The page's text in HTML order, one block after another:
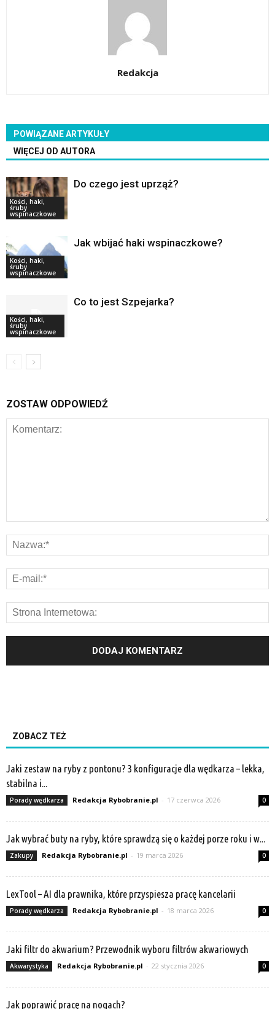
Redakcja
POWIĄZANE ARTYKUŁY
WIĘCEJ OD AUTORA
Kości, haki,
śruby
wspinaczkowe
Do czego jest uprząż?
Kości, haki,
śruby
wspinaczkowe
Jak wbijać haki wspinaczkowe?
Kości, haki,
śruby
wspinaczkowe
Co to jest Szpejarka?
ZOSTAW ODPOWIEDŹ
ZOBACZ TEŻ
Jaki zestaw na ryby z pontonu? 3 konfiguracje dla wędkarza – lekka,
stabilna i...
Porady wędkarza Redakcja Rybobranie.pl - 17 czerwca 2026 0
Jak wybrać buty na ryby, które sprawdzą się o każdej porze roku i w...
Zakupy Redakcja Rybobranie.pl - 19 marca 2026 0
LexTool – AI dla prawnika, które przyspiesza pracę kancelarii
Porady wędkarza Redakcja Rybobranie.pl - 18 marca 2026 0
Jaki filtr do akwarium? Przewodnik wyboru filtrów akwariowych
Akwarystyka Redakcja Rybobranie.pl - 22 stycznia 2026 0
Jak poprawić pracę na nogach?